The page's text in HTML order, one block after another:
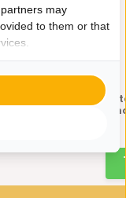
Hanglamp Aura -
- 7 lichts -
may
to them or that